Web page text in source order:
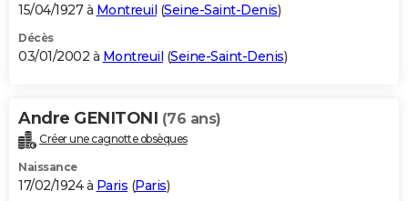
15/04/1927 à Montreuil (Seine-Saint-Denis)
Décès
03/01/2002 à Montreuil (Seine-Saint-Denis)
Andre GENITONI (76 ans)
Créer une cagnotte obsèques
Naissance
17/02/1924 à Paris (Paris)